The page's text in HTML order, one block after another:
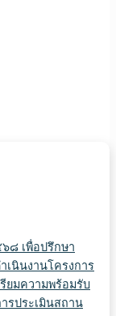
๘ เพื่อปรึกษา
เนินงานโครงการ
ยมความพร้อมรับ
รประเมินสถาน